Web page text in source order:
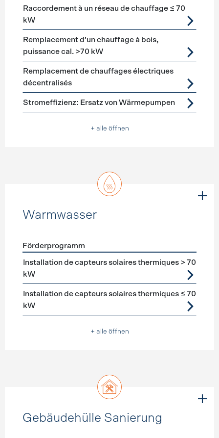
Raccordement à un réseau de chauffage ≤ 70
kW
Remplacement d’un chauffage à bois,
puissance cal. >70 kW
Remplacement de chauffages électriques
décentralisés
Stromeffizienz: Ersatz von Wärmepumpen
+ alle öffnen
Warmwasser
Förderprogramme Warmwasser
Förderprogramm
Installation de capteurs solaires thermiques > 70
kW
Installation de capteurs solaires thermiques ≤ 70
kW
+ alle öffnen
Gebäudehülle Sanierung